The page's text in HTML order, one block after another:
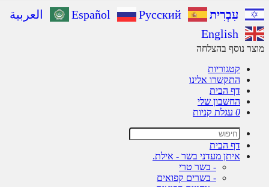
עִבְרִית Español Русский
العربية
English
נוסף בהצלחה
קטגוריות
התקשרו אלינו
דף הבית
החשבון שלי
עגלת קניות
דף הבית
איתן מעדני בשר - אילת.
- בשר טרי
- בשרים קפואים